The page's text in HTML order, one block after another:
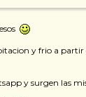
y frio a
y surgen las